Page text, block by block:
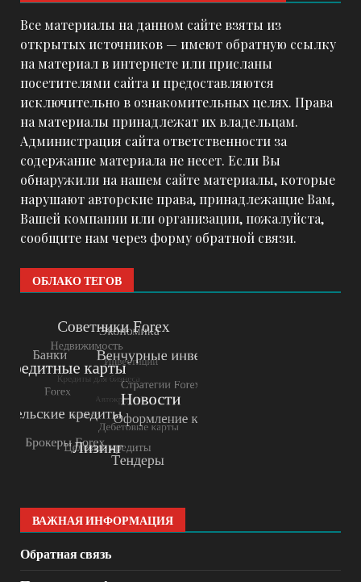
Все материалы на данном сайте взяты из
открытых источников — имеют обратную ссылку
на материал в интернете или присланы
посетителями сайта и предоставляются
исключительно в ознакомительных целях. Права
на материалы принадлежат их владельцам.
Администрация сайта ответственности за
содержание материала не несет. Если Вы
обнаружили на нашем сайте материалы, которые
нарушают авторские права, принадлежащие Вам,
Вашей компании или организации, пожалуйста,
сообщите нам через форму обратной связи.
ОБЛАКО ТЕГОВ
ВАЖНАЯ ИНФОРМАЦИЯ
Обратная связь